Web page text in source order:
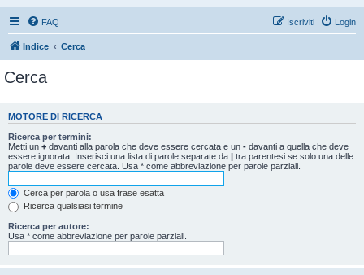
FAQ Login
Iscriviti
Indice Cerca
Cerca
MOTORE DI RICERCA
Ricerca per termini:
Metti un + davanti alla parola che deve essere cercata e un - davanti a quella che deve
essere ignorata. Inserisci una lista di parole separate da | tra parentesi se solo una delle
parole deve essere cercata. Usa * come abbreviazione per parole parziali.
Cerca per parola o usa frase esatta
Ricerca qualsiasi termine
Ricerca per autore:
Usa * come abbreviazione per parole parziali.